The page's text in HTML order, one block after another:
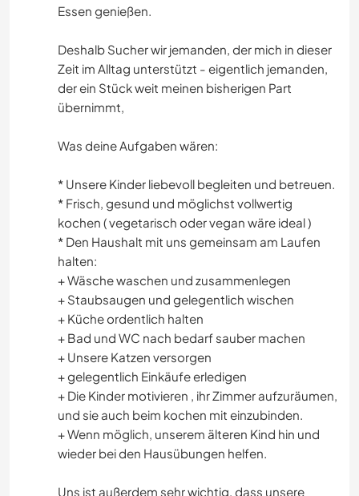
Essen genießen.
Deshalb Sucher wir jemanden, der mich in dieser
Zeit im Alltag unterstützt - eigentlich jemanden,
der ein Stück weit meinen bisherigen Part
übernimmt,
Was deine Aufgaben wären:
* Unsere Kinder liebevoll begleiten und betreuen.
* Frisch, gesund und möglichst vollwertig
kochen ( vegetarisch oder vegan wäre ideal )
* Den Haushalt mit uns gemeinsam am Laufen
halten:
+ Wäsche waschen und zusammenlegen
+ Staubsaugen und gelegentlich wischen
+ Küche ordentlich halten
+ Bad und WC nach bedarf sauber machen
+ Unsere Katzen versorgen
+ gelegentlich Einkäufe erledigen
+ Die Kinder motivieren , ihr Zimmer aufzuräumen,
und sie auch beim kochen mit einzubinden.
+ Wenn möglich, unserem älteren Kind hin und
wieder bei den Hausübungen helfen.
Uns ist außerdem sehr wichtig, dass unsere